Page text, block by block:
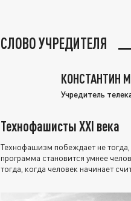
СЛОВО УЧРЕДИТЕЛЯ
КОНСТАНТИН
Учредитель
Технофашисты XXI века
Технофашизм побеждает не
программа становится умнее
тогда, когда человек начинает